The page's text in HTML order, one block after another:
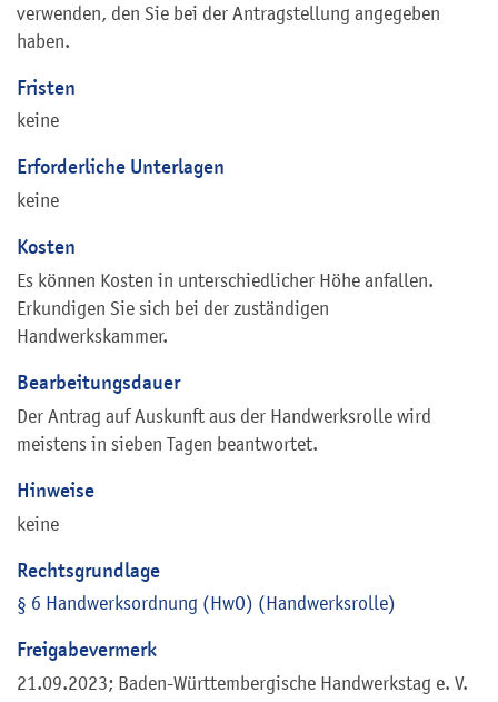
verwenden, den Sie bei der Antragstellung angegeben
haben.
Fristen
keine
Erforderliche Unterlagen
keine
Kosten
Es können Kosten in unterschiedlicher Höhe anfallen.
Erkundigen Sie sich bei der zuständigen
Handwerkskammer.
Bearbeitungsdauer
Der Antrag auf Auskunft aus der Handwerksrolle wird
meistens in sieben Tagen beantwortet.
Hinweise
keine
Rechtsgrundlage
§ 6 Handwerksordnung (HwO) (Handwerksrolle)
Freigabevermerk
21.09.2023; Baden-Württembergische Handwerkstag e. V.